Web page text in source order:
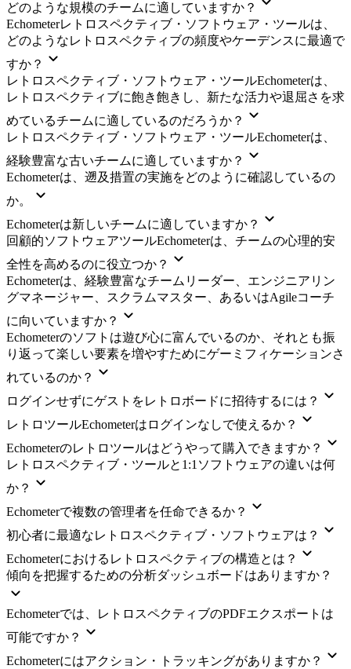
どのような規模のチームに適していますか？
Echometerレトロスペクティブ・ソフトウェア・ツールは、
どのようなレトロスペクティブの頻度やケーデンスに最適で
すか？
レトロスペクティブ・ソフトウェア・ツールEchometerは、
レトロスペクティブに飽き飽きし、新たな活力や退屈さを求
めているチームに適しているのだろうか？
レトロスペクティブ・ソフトウェア・ツールEchometerは、
経験豊富な古いチームに適していますか？
Echometerは、遡及措置の実施をどのように確認しているの
か。
Echometerは新しいチームに適していますか？
回顧的ソフトウェアツールEchometerは、チームの心理的安
全性を高めるのに役立つか？
Echometerは、経験豊富なチームリーダー、エンジニアリン
グマネージャー、スクラムマスター、あるいはAgileコーチ
に向いていますか？
Echometerのソフトは遊び心に富んでいるのか、それとも振
り返って楽しい要素を増やすためにゲーミフィケーションさ
れているのか？
ログインせずにゲストをレトロボードに招待するには？
レトロツールEchometerはログインなしで使えるか？
Echometerのレトロツールはどうやって購入できますか？
レトロスペクティブ・ツールと1:1ソフトウェアの違いは何
か？
Echometerで複数の管理者を任命できるか？
初心者に最適なレトロスペクティブ・ソフトウェアは？
Echometerにおけるレトロスペクティブの構造とは？
傾向を把握するための分析ダッシュボードはありますか？
Echometerでは、レトロスペクティブのPDFエクスポートは
可能ですか？
Echometerにはアクション・トラッキングがありますか？